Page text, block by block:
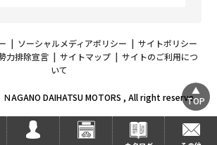
| ソーシャルメディアポリシー | サイトポリシー
力排除宣言| サイトマップ| サイトのご利用につ
いて
AGANO DAIHATSU MOTORS , All right reserveTOP